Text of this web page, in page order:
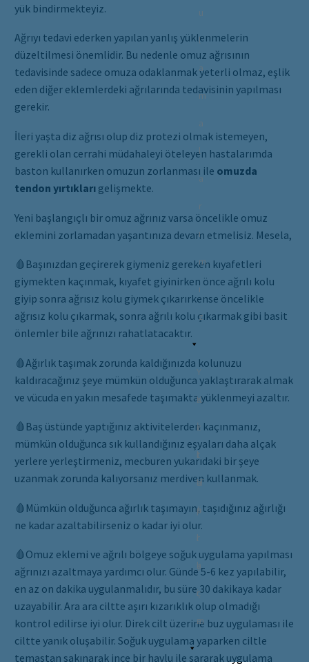
u
l
a
m
a
l
a
r
ı
m
ı
z
Y
a
z
ı
l
a
r
K
i
t
a
p
l
a
r
İ
l
e
t
i
ş
i
m
T
ü
r
k
ç
e
yük bindirmekteyiz.
Ağrıyı tedavi ederken yapılan yanlış yüklenmelerin
düzeltilmesi önemlidir. Bu nedenle omuz ağrısının
tedavisinde sadece omuza odaklanmak yeterli olmaz, eşlik
eden diğer eklemlerdeki ağrılarında tedavisinin yapılması
gerekir.
İleri yaşta diz ağrısı olup diz protezi olmak istemeyen,
gerekli olan cerrahi müdahaleyi öteleyen hastalarımda
baston kullanırken omuzun zorlanması ile omuzda
tendon yırtıkları gelişmekte.
Yeni başlangıçlı bir omuz ağrınız varsa öncelikle omuz
eklemini zorlamadan yaşantınıza devam etmelisiz. Mesela,
🩸Başınızdan geçirerek giymeniz gereken kıyafetleri
giymekten kaçınmak, kıyafet giyinirken önce ağrılı kolu
giyip sonra ağrısız kolu giymek çıkarırkense öncelikle
ağrısız kolu çıkarmak, sonra ağrılı kolu çıkarmak gibi basit
önlemler bile ağrınızı rahatlatacaktır.
🩸Ağırlık taşımak zorunda kaldığınızda kolunuzu
kaldıracağınız şeye mümkün olduğunca yaklaştırarak almak
ve vücuda en yakın mesafede taşımakta yüklenmeyi azaltır.
🩸Baş üstünde yaptığınız aktivitelerden kaçınmanız,
mümkün olduğunca sık kullandığınız eşyaları daha alçak
yerlere yerleştirmeniz, mecburen yukarıdaki bir şeye
uzanmak zorunda kalıyorsanız merdiven kullanmak.
🩸Mümkün olduğunca ağırlık taşımayın, taşıdığınız ağırlığı
ne kadar azaltabilirseniz o kadar iyi olur.
🩸Omuz eklemi ve ağrılı bölgeye soğuk uygulama yapılması
ağrınızı azaltmaya yardımcı olur. Günde 5-6 kez yapılabilir,
en az on dakika uygulanmalıdır, bu süre 30 dakikaya kadar
uzayabilir. Ara ara ciltte aşırı kızarıklık olup olmadığı
kontrol edilirse iyi olur. Direk cilt üzerine buz uygulaması ile
ciltte yanık oluşabilir. Soğuk uygulama yaparken ciltle
temastan sakınarak ince bir havlu ile sararak uygulama